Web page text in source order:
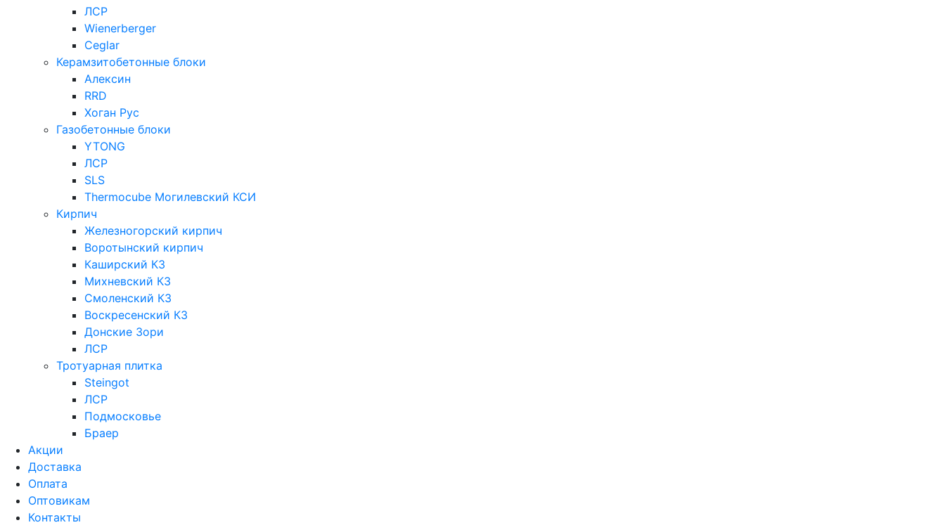
ЛСР
Wienerberger
Ceglar
Керамзитобетонные блоки
Алексин
RRD
Хоган Рус
Газобетонные блоки
YTONG
ЛСР
SLS
Thermocube Могилевский КСИ
Кирпич
Железногорский кирпич
Воротынский кирпич
Каширский КЗ
Михневский КЗ
Смоленский КЗ
Воскресенский КЗ
Донские Зори
ЛСР
Тротуарная плитка
Steingot
ЛСР
Подмосковье
Браер
Акции
Доставка
Оплата
Оптовикам
Контакты